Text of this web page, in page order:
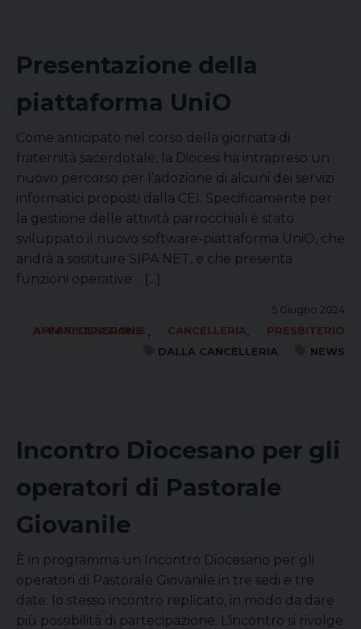
Presentazione della
piattaforma UniO
Come anticipato nel corso della giornata di
fraternità sacerdotale, la Diocesi ha intrapreso un
nuovo percorso per l’adozione di alcuni dei servizi
informatici proposti dalla CEI. Specificamente per
la gestione delle attività parrocchiali è stato
sviluppato il nuovo software-piattaforma UniO, che
andrà a sostituire SIPA.NET, e che presenta
funzioni operative… [...]
5 Giugno 2024
AFFARI GENERALI E AMMINISTRAZIONE , CANCELLERIA,
PRESBITERIO
DALLA CANCELLERIA
NEWS
Incontro Diocesano per gli
operatori di Pastorale
Giovanile
È in programma un Incontro Diocesano per gli
operatori di Pastorale Giovanile in tre sedi e tre
date: lo stesso incontro replicato, in modo da dare
più possibilità di partecipazione. L’incontro si rivolge